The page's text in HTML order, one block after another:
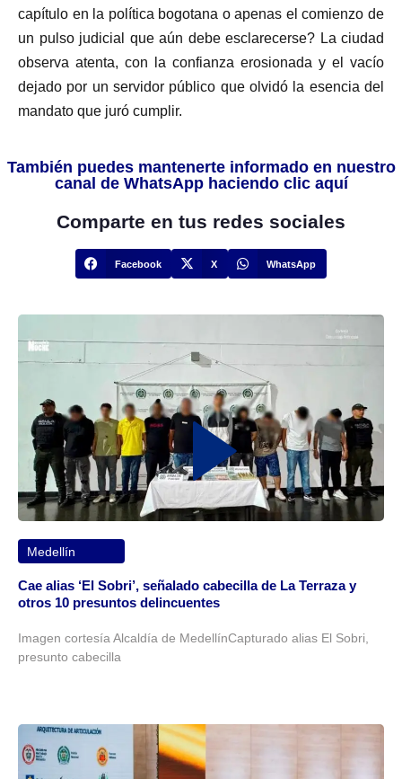
capítulo en la política bogotana o apenas el comienzo de
un pulso judicial que aún debe esclarecerse? La ciudad
observa atenta, con la confianza erosionada y el vacío
dejado por un servidor público que olvidó la esencia del
mandato que juró cumplir.
También puedes mantenerte informado en nuestro
canal de WhatsApp haciendo clic aquí
Comparte en tus redes sociales
Facebook X WhatsApp
Medellín
Cae alias ‘El Sobri’, señalado cabecilla de La Terraza y
otros 10 presuntos delincuentes
Imagen cortesía Alcaldía de MedellínCapturado alias El Sobri,
presunto cabecilla